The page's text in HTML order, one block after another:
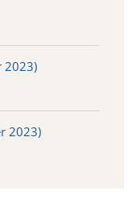
2023)
2023)